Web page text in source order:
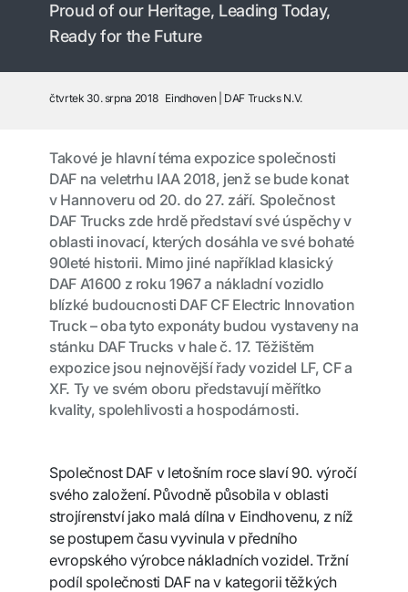
Proud of our Heritage, Leading Today,
Ready for the Future
čtvrtek 30. srpna 2018 Eindhoven DAF Trucks N.V.
Takové je hlavní téma expozice společnosti
DAF na veletrhu IAA 2018, jenž se bude konat
v Hannoveru od 20. do 27. září. Společnost
DAF Trucks zde hrdě představí své úspěchy v
oblasti inovací, kterých dosáhla ve své bohaté
90leté historii. Mimo jiné například klasický
DAF A1600 z roku 1967 a nákladní vozidlo
blízké budoucnosti DAF CF Electric Innovation
Truck – oba tyto exponáty budou vystaveny na
stánku DAF Trucks v hale č. 17. Těžištěm
expozice jsou nejnovější řady vozidel LF, CF a
XF. Ty ve svém oboru představují měřítko
kvality, spolehlivosti a hospodárnosti.
Společnost DAF v letošním roce slaví 90. výročí
svého založení. Původně působila v oblasti
strojírenství jako malá dílna v Eindhovenu, z níž
se postupem času vyvinula v předního
evropského výrobce nákladních vozidel. Tržní
podíl společnosti DAF na v kategorii těžkých